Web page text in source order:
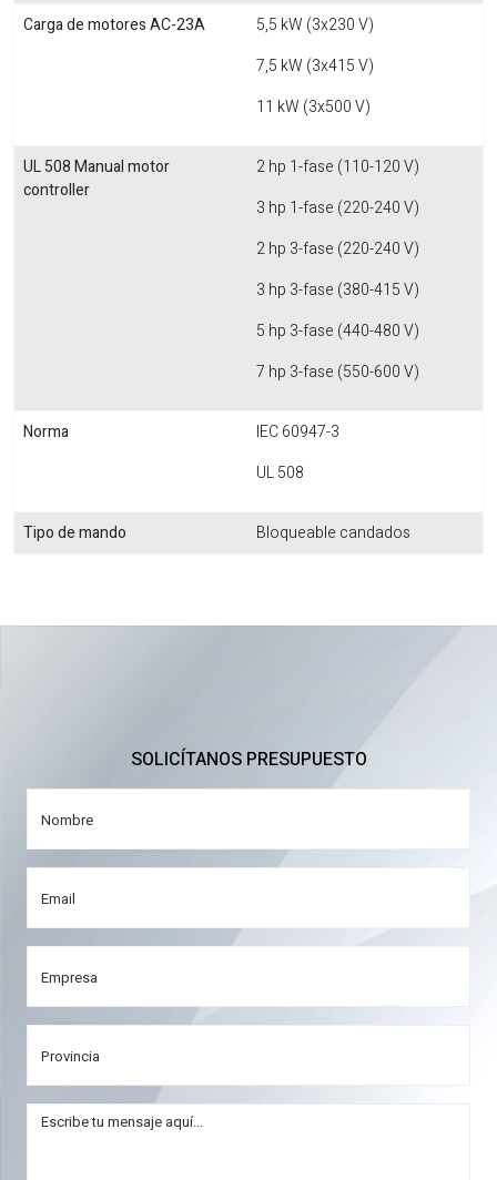
Carga de motores AC-23A
5,5 kW (3x230 V)
7,5 kW (3x415 V)
11 kW (3x500 V)
UL 508 Manual motor
controller
2 hp 1-fase (110-120 V)
3 hp 1-fase (220-240 V)
2 hp 3-fase (220-240 V)
3 hp 3-fase (380-415 V)
5 hp 3-fase (440-480 V)
7 hp 3-fase (550-600 V)
Norma
IEC 60947-3
UL 508
Tipo de mando Bloqueable candados
SOLICÍTANOS PRESUPUESTO